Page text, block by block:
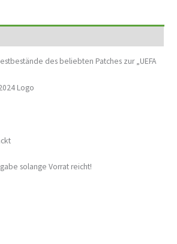
des beliebten Patches zur „UEFA
Logo
solange Vorrat reicht!